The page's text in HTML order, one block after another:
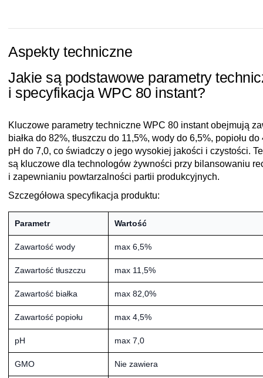
Aspekty techniczne
Jakie są podstawowe parametry
i specyfikacja WPC 80 instant?
Kluczowe parametry techniczne WPC 80 instant obejmują
białka do 82%, tłuszczu do 11,5%, wody do 6,5%, popiołu
pH do 7,0, co świadczy o jego wysokiej jakości i czystości.
są kluczowe dla technologów żywności przy bilansowaniu
i zapewnianiu powtarzalności partii produkcyjnych.
Szczegółowa specyfikacja produktu:
Parametr Wartość
Zawartość wody max 6,5%
Zawartość tłuszczu max 11,5%
Zawartość białka max 82,0%
Zawartość popiołu max 4,5%
pH max 7,0
GMO Nie zawiera